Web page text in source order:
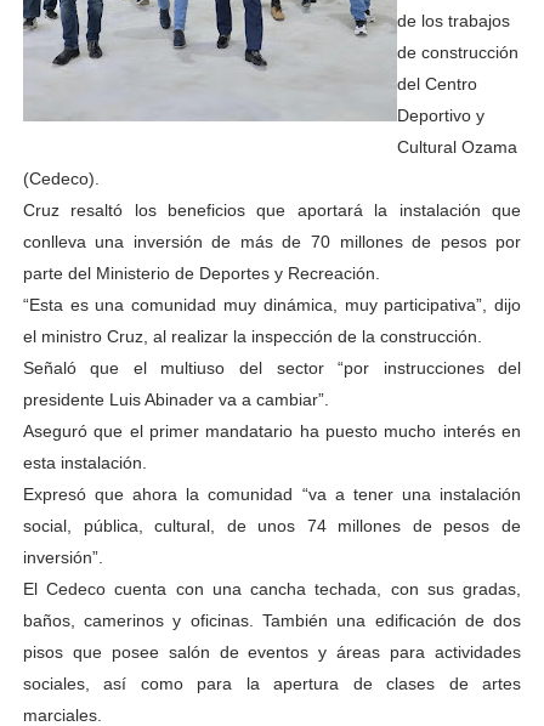
de los trabajos
de construcción
del Centro
Deportivo y
Cultural Ozama
(Cedeco).
Cruz resaltó los beneficios que aportará la instalación que
conlleva una inversión de más de 70 millones de pesos por
parte del Ministerio de Deportes y Recreación.
“Esta es una comunidad muy dinámica, muy participativa”, dijo
el ministro Cruz, al realizar la inspección de la construcción.
Señaló que el multiuso del sector “por instrucciones del
presidente Luis Abinader va a cambiar”.
Aseguró que el primer mandatario ha puesto mucho interés en
esta instalación.
Expresó que ahora la comunidad “va a tener una instalación
social, pública, cultural, de unos 74 millones de pesos de
inversión”.
El Cedeco cuenta con una cancha techada, con sus gradas,
baños, camerinos y oficinas. También una edificación de dos
pisos que posee salón de eventos y áreas para actividades
sociales, así como para la apertura de clases de artes
marciales.